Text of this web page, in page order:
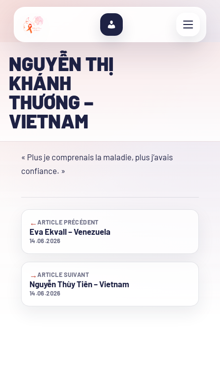
NGUYỄN THỊ
KHÁNH
THƯƠNG –
VIETNAM
« Plus je comprenais la maladie, plus j’avais
confiance. »
←ARTICLE PRÉCÉDENT
Eva Ekvall – Venezuela
14.06.2026
→ARTICLE SUIVANT
Nguyễn Thùy Tiên – Vietnam
14.06.2026